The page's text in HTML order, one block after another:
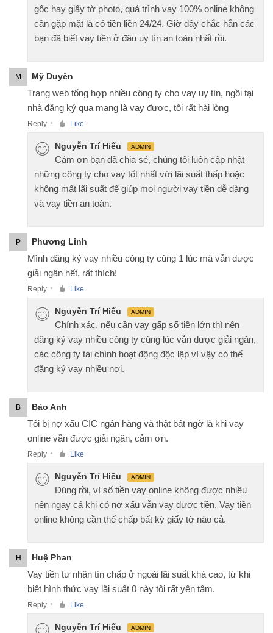
gốc hay giấy tờ photo, quá trình vay 100% online không
cần gặp mặt là có tiền liền 24/24. Giờ đây chắc hẳn các
bạn đã biết vay tiền ở đâu uy tín an toàn nhất rồi.
M Mỹ Duyên
Trang web tổng hợp nhiều công ty cho vay uy tín, ngồi tại
nhà đăng ký qua mạng là vay được, tôi rất hài lòng
Reply ● Like
Nguyễn Trí Hiếu ADMIN
Cảm ơn bạn đã chia sẻ, chúng tôi luôn cập nhật
những công ty cho vay tốt nhất với lãi suất thấp hoặc
không mất lãi suất để giúp mọi người vay tiền dễ dàng
và vay tiền an toàn.
P Phương Linh
Mình đăng ký vay nhiều công ty cùng 1 lúc mà vẫn được
giải ngân hết, rất thích!
Reply ● Like
Nguyễn Trí Hiếu ADMIN
Chính xác, nếu cần vay gấp số tiền lớn thì nên
đăng ký vay nhiều công ty cùng lúc vẫn được giải ngân,
các công ty tài chính hoạt động độc lập vì vậy có thể
đăng ký vay nhiều nơi.
B Bảo Anh
Tôi bị nợ xấu CIC ngân hàng và thật bất ngờ là khi vay
online vẫn được giải ngân, cảm ơn.
Reply ● Like
Nguyễn Trí Hiếu ADMIN
Đúng rồi, vì số tiền vay online không được nhiều
nên ngay cả khi có nợ xấu vẫn vay được tiền. Vay tiền
online không cần thế chấp bất kỳ giấy tờ nào cả.
H Huệ Phan
Vay tiền tư nhân tín chấp ở ngoài lãi suất khá cao, từ khi
biết hình thức vay lãi suất 0 này tôi rất yên tâm.
Reply ● Like
Nguyễn Trí Hiếu ADMIN